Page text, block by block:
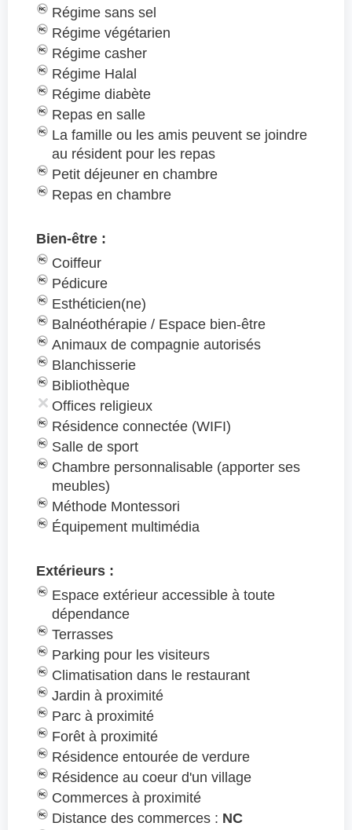
Régime sans sel
Régime végétarien
Régime casher
Régime Halal
Régime diabète
Repas en salle
La famille ou les amis peuvent se joindre
au résident pour les repas
Petit déjeuner en chambre
Repas en chambre
Bien-être :
Coiffeur
Pédicure
Esthéticien(ne)
Balnéothérapie / Espace bien-être
Animaux de compagnie autorisés
Blanchisserie
Bibliothèque
Offices religieux
Résidence connectée (WIFI)
Salle de sport
Chambre personnalisable (apporter ses
meubles)
Méthode Montessori
Équipement multimédia
Extérieurs :
Espace extérieur accessible à toute
dépendance
Terrasses
Parking pour les visiteurs
Climatisation dans le restaurant
Jardin à proximité
Parc à proximité
Forêt à proximité
Résidence entourée de verdure
Résidence au coeur d'un village
Commerces à proximité
Distance des commerces : NC